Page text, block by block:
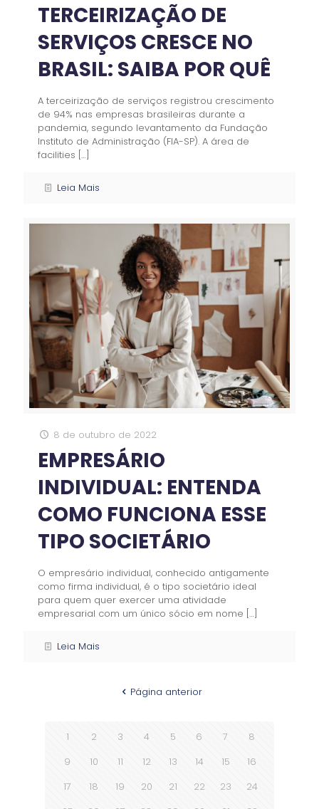
TERCEIRIZAÇÃO DE
SERVIÇOS CRESCE NO
BRASIL: SAIBA POR QUÊ
A terceirização de serviços registrou crescimento
de 94% nas empresas brasileiras durante a
pandemia, segundo levantamento da Fundação
Instituto de Administração (FIA-SP). A área de
facilities […]
Leia Mais
8 de outubro de 2022
EMPRESÁRIO
INDIVIDUAL: ENTENDA
COMO FUNCIONA ESSE
TIPO SOCIETÁRIO
O empresário individual, conhecido antigamente
como firma individual, é o tipo societário ideal
para quem quer exercer uma atividade
empresarial com um único sócio em nome […]
Leia Mais
Página anterior
1 2 3 4 5 6 7
8
9
10 11 12 13 14 15
16
17
18 19 20 21 22 23
24